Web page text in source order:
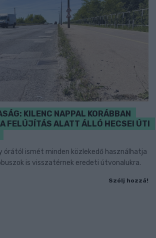
KILENC NAPPAL KORÁBBAN
FELÚJÍTÁS ALATT ÁLLÓ HECSEI ÚTI
órától ismét minden közlekedő használhatja
is visszatérnek eredeti útvonalukra.
Szólj hozzá!